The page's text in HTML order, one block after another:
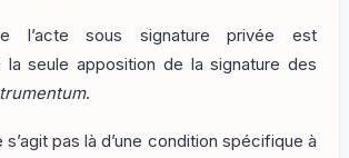
l’acte sous signature privée est
la seule apposition de la signature des
.
s’agit pas là d’une condition spécifique à